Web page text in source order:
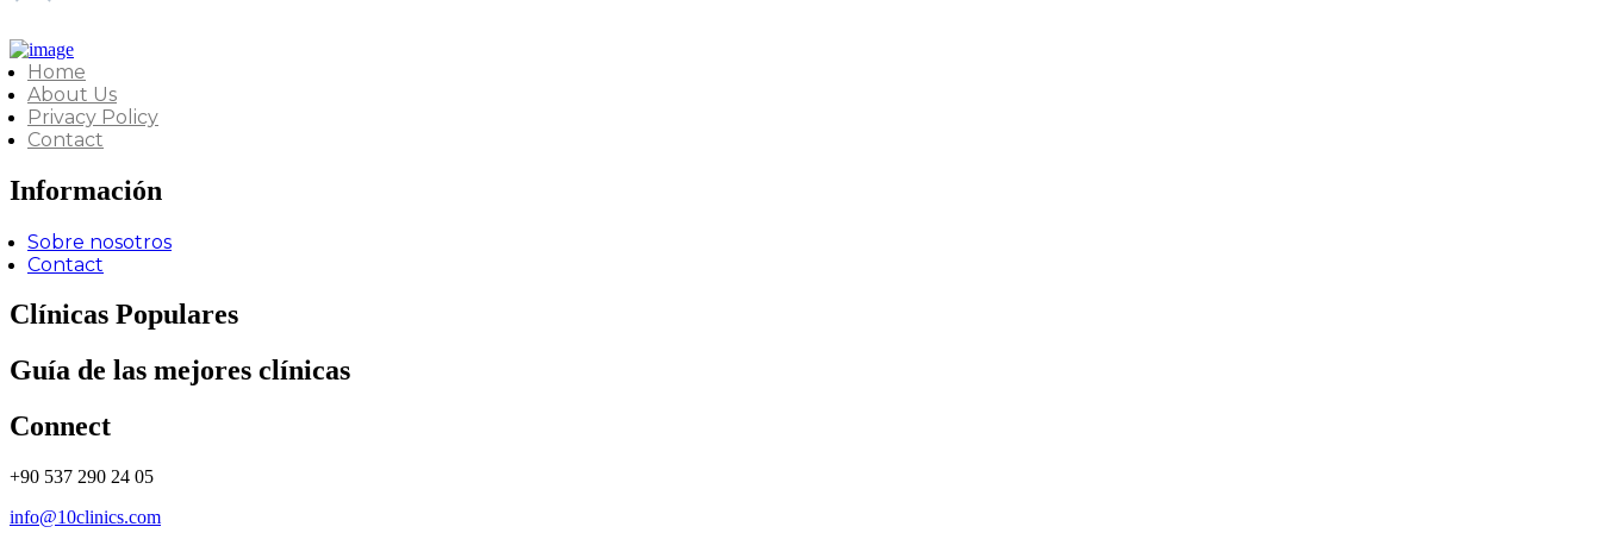
Home
About Us
Privacy Policy
Contact
Información
Sobre nosotros
Contact
Clínicas Populares
Guía de las mejores clínicas
Connect
+90 537 290 24 05
info@10clinics.com